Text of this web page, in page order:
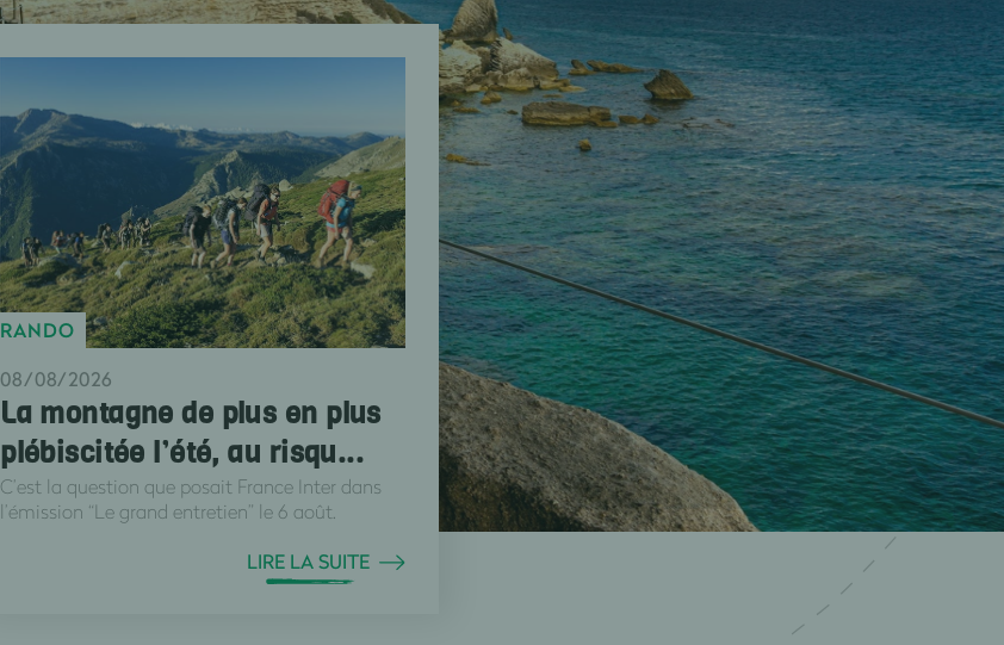
RANDO
08/08/2026
La montagne de plus en plus
plébiscitée l’été, au risqu...
C’est la question que posait France Inter dans
l’émission “Le grand entretien” le 6 août.
LIRE LA SUITE